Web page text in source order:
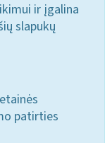
ir įgalina
slapukų
patirties